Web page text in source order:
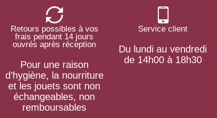
Retours possibles à vos
frais pendant 14 jours
ouvrés après réception
Pour une raison
d’hygiène, la nourriture
et les jouets sont non
échangeables, non
remboursables
Service client
Du lundi au vendredi
de 14h00 à 18h30